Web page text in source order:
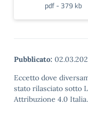
pdf - 379 kb
Pubblicato:
Eccetto dove
stato rilasciato sotto
Attribuzione 4.0 Italia.